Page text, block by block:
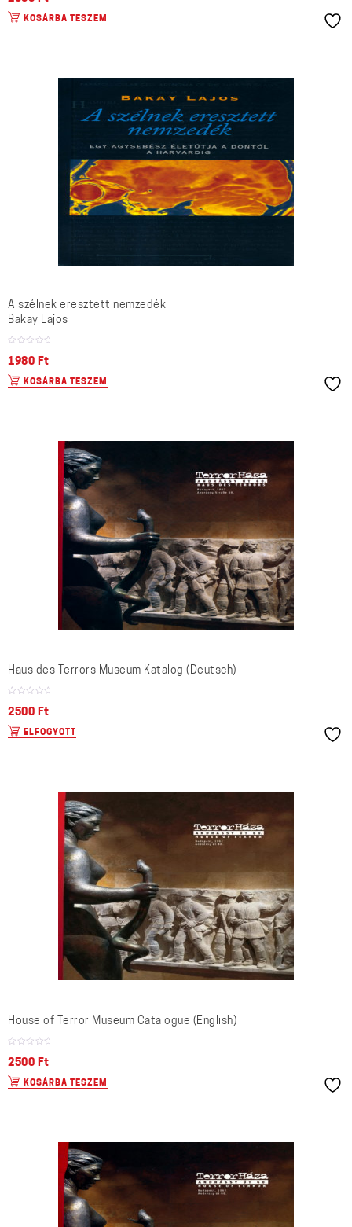
KOSÁRBA TESZEM
A szélnek eresztett nemzedék
Bakay Lajos
1980 Ft
KOSÁRBA TESZEM
Haus des Terrors Museum Katalog (Deutsch)
2500 Ft
ELFOGYOTT
House of Terror Museum Catalogue (English)
2500 Ft
KOSÁRBA TESZEM